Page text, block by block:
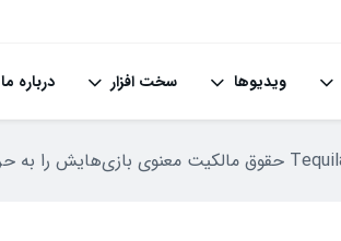
ویدیوها سخت افزار درباره ما